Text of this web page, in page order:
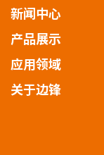
新闻中心
产品展示
应用领域
关于边锋